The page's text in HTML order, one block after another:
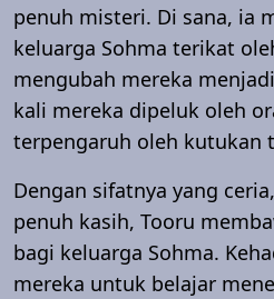
penuh misteri. Di sana, ia
keluarga Sohma terikat
mengubah mereka
kali mereka dipeluk oleh
terpengaruh oleh kutukan
Dengan sifatnya yang
penuh kasih, Tooru
bagi keluarga Sohma.
mereka untuk belajar